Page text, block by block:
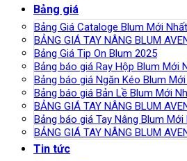
Bảng giá
Bảng Giá Cataloge Blum Mới
BẢNG GIÁ TAY NÂNG BLUM
Bảng Giá Tip On Blum 2025
Bảng báo giá Ray Hộp Blum Mới
Bảng báo giá Ngăn Kéo Blum
Bảng báo giá Bản Lề Blum Mới
BẢNG GIÁ TAY NÂNG BLUM
Bảng báo giá Tay Nâng Blum
BẢNG GIÁ TAY NÂNG BLUM
Tin tức